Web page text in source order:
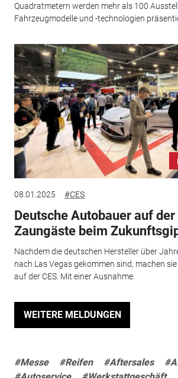
Quadratmetern werden mehr als 100
Fahrzeugmodelle und -technologien
08.01.2025 #CES
Deutsche Autobauer auf der
Zaungäste beim
Nachdem die deutschen Hersteller über
nach Las Vegas gekommen sind, machen
auf der CES. Mit einer Ausnahme.
WEITERE MELDUNGEN
#Messe #Reifen #Aftersales